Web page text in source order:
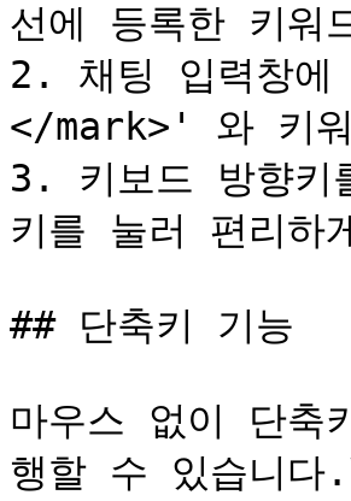
선에 등록한 키워
2. 채팅 입력창
</mark>' 와 키워
3. 키보드 방향키
키를 눌러 편리하
## 단축키 기능
마우스 없이 단축
행할 수 있습니다